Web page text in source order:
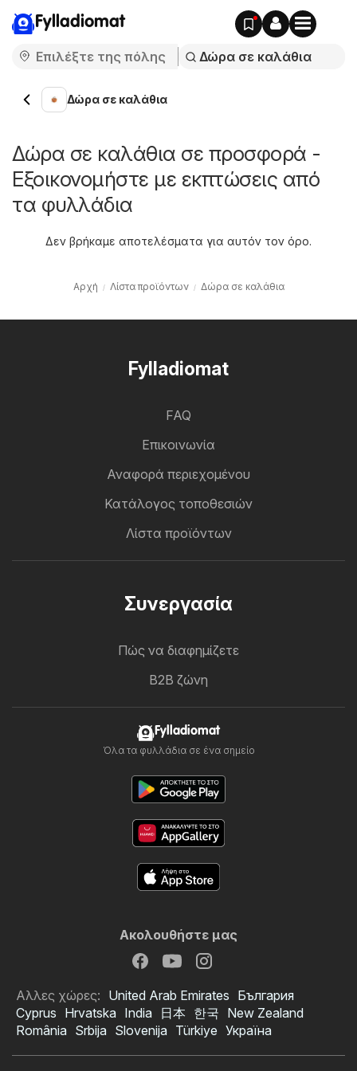
Fylladiomat
Δώρα σε καλάθια
Δώρα σε καλάθια σε προσφορά -
Εξοικονομήστε με εκπτώσεις από
τα φυλλάδια
Δεν βρήκαμε αποτελέσματα για αυτόν τον όρο.
Αρχή Λίστα προϊόντων Δώρα σε καλάθια
Fylladiomat
FAQ
Επικοινωνία
Αναφορά περιεχομένου
Κατάλογος τοποθεσιών
Λίστα προϊόντων
Συνεργασία
Πώς να διαφημίζετε
B2B ζώνη
Fylladiomat
Όλα τα φυλλάδια σε ένα σημείο
Ακολουθήστε μας
Αλλες χώρες: United Arab Emirates България
Cyprus Hrvatska India 日本 한국 New Zealand
România Srbija Slovenija Türkiye Україна